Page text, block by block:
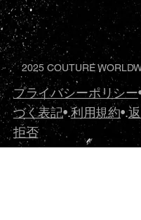
プライバシーポリシー
づく表記•.利用規約•.
拒否
2025 COUTURE